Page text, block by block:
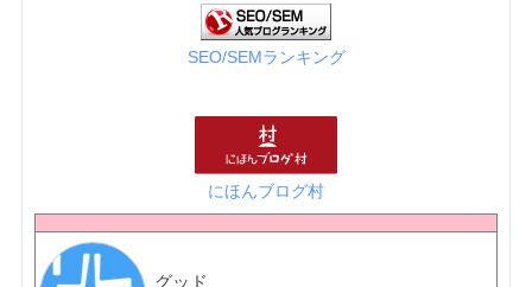
SEO/SEMランキング
にほんブログ村
グッド